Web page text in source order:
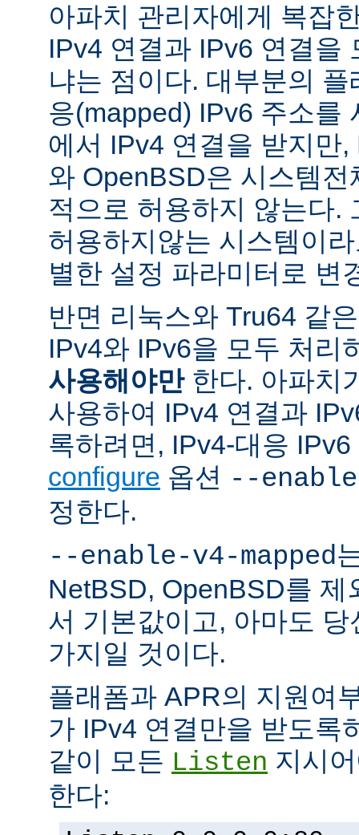
아파치 관리자에게 복잡
IPv4 연결과 IPv6 연결을
냐는 점이다. 대부분의
응(mapped) IPv6 주소를
에서 IPv4 연결을 받지만
와 OpenBSD은 시스템
적으로 허용하지 않는다.
허용하지않는 시스템이
별한 설정 파라미터로 변
반면 리눅스와 Tru64 같
IPv4와 IPv6을 모두 처리
사용해야만한다. 아파치
사용하여 IPv4 연결과
록하려면, IPv4-대응
configure 옵션 --
정한다.
--enable-v4-mapped
NetBSD, OpenBSD를 제
서 기본값이고, 아마도
가지일 것이다.
플래폼과 APR의 지원여
가 IPv4 연결만을 받도록
같이 모든 Listen 지시
한다: